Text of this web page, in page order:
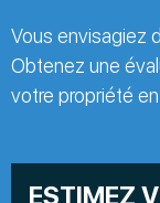
Vous envisagiez
Obtenez une
votre propriété
ESTIMEZ